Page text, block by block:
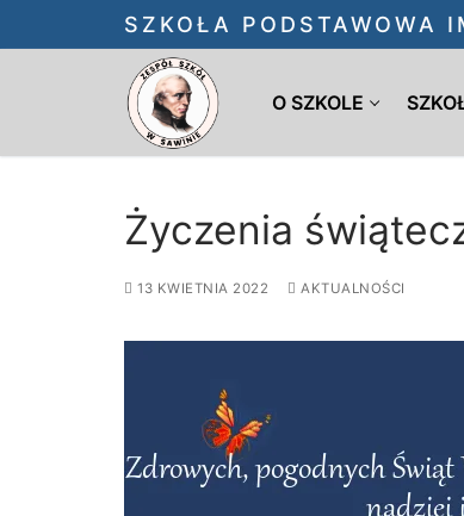
do
SZKOŁA PODSTAWOWA
O SZKOLE
Życzenia
13 KWIETNIA 2022 AKTUALNOŚCI